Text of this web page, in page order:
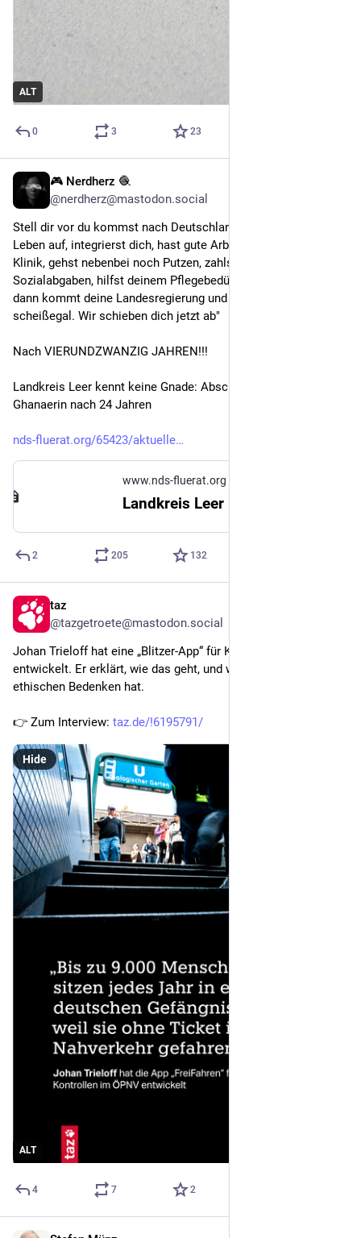
ALT
0 3 23
🎮 Nerdherz 🧶
@nerdherz@mastodon.social
Stell dir vor du kommst nach Deutschland, baust dir hier ein
Leben auf, integrierst dich, hast gute Arbeit in einer Reha-
Klinik, gehst nebenbei noch Putzen, zahlst Steuern und
Sozialabgaben, hilfst deinem Pflegebedürftigen Partner... Und
dann kommt deine Landesregierung und sagt "Ist uns alles
scheißegal. Wir schieben dich jetzt ab"
Nach VIERUNDZWANZIG JAHREN!!!
Landkreis Leer kennt keine Gnade: Abschiebung einer
Ghanaerin nach 24 Jahren
nds-fluerat.org/65423/aktuelle
www.nds-fluerat.org
2 205 132
taz
@tazgetroete@mastodon.social
Johan Trieloff hat eine „Blitzer-App“ für Kontrollen im ÖPNV
entwickelt. Er erklärt, wie das geht, und warum er keine
ethischen Bedenken hat.
👉 Zum Interview: taz.de/!6195791/
ALT
Hide
4 7 2